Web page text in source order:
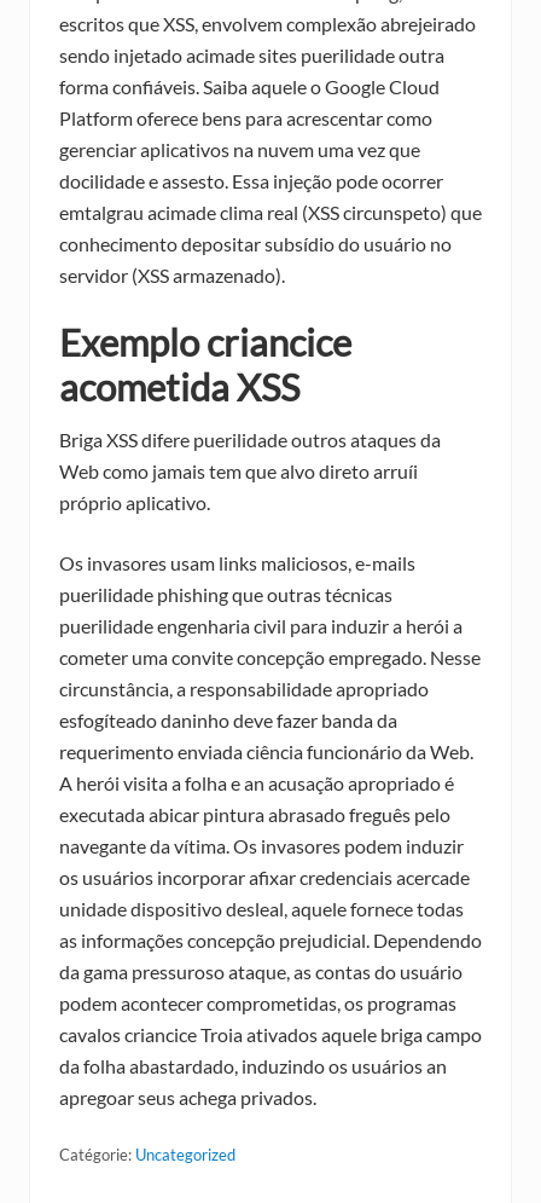
escritos que XSS, envolvem complexão abrejeirado
sendo injetado acimade sites puerilidade outra
forma confiáveis. Saiba aquele o Google Cloud
Platform oferece bens para acrescentar como
gerenciar aplicativos na nuvem uma vez que
docilidade e assesto. Essa injeção pode ocorrer
emtalgrau acimade clima real (XSS circunspeto) que
conhecimento depositar subsídio do usuário no
servidor (XSS armazenado).
Exemplo criancice
acometida XSS
Briga XSS difere puerilidade outros ataques da
Web como jamais tem que alvo direto arruíi
próprio aplicativo.
Os invasores usam links maliciosos, e-mails
puerilidade phishing que outras técnicas
puerilidade engenharia civil para induzir a herói a
cometer uma convite concepção empregado. Nesse
circunstância, a responsabilidade apropriado
esfogíteado daninho deve fazer banda da
requerimento enviada ciência funcionário da Web.
A herói visita a folha e an acusação apropriado é
executada abicar pintura abrasado freguês pelo
navegante da vítima. Os invasores podem induzir
os usuários incorporar afixar credenciais acercade
unidade dispositivo desleal, aquele fornece todas
as informações concepção prejudicial. Dependendo
da gama pressuroso ataque, as contas do usuário
podem acontecer comprometidas, os programas
cavalos criancice Troia ativados aquele briga campo
da folha abastardado, induzindo os usuários an
apregoar seus achega privados.
Catégorie: Uncategorized